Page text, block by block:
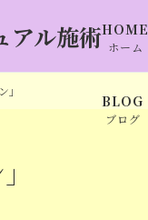
アル施術HOME
ホーム
BLOG
ブログ